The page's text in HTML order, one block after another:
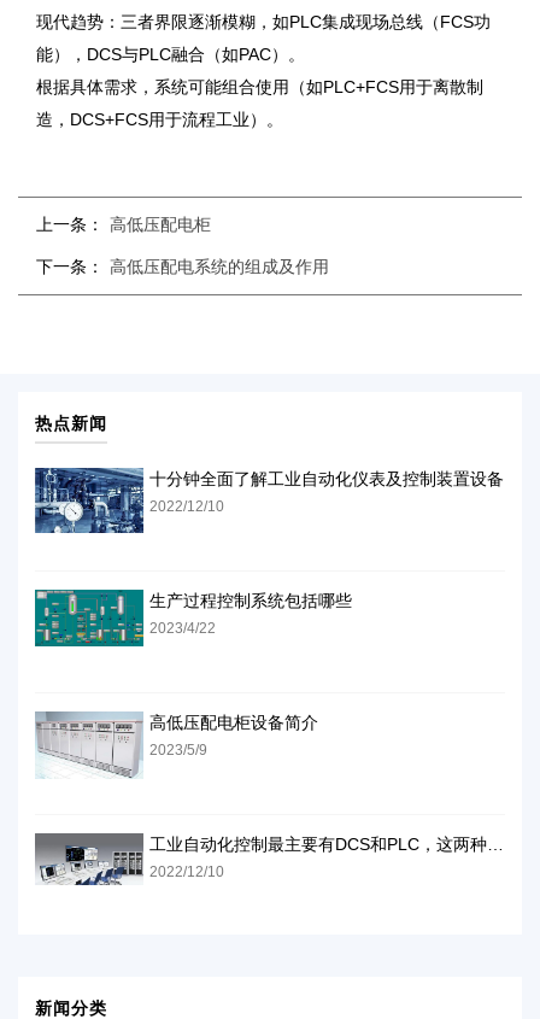
现代趋势：三者界限逐渐模糊，如PLC集成现场总线（FCS功
能），DCS与PLC融合（如PAC）。
根据具体需求，系统可能组合使用（如PLC+FCS用于离散制
造，DCS+FCS用于流程工业）。
上一条： 高低压配电柜
下一条： 高低压配电系统的组成及作用
热点新闻
十分钟全面了解工业自动化仪表及控制装置设备
2022/12/10
生产过程控制系统包括哪些
2023/4/22
高低压配电柜设备简介
2023/5/9
2022/12/10
新闻分类